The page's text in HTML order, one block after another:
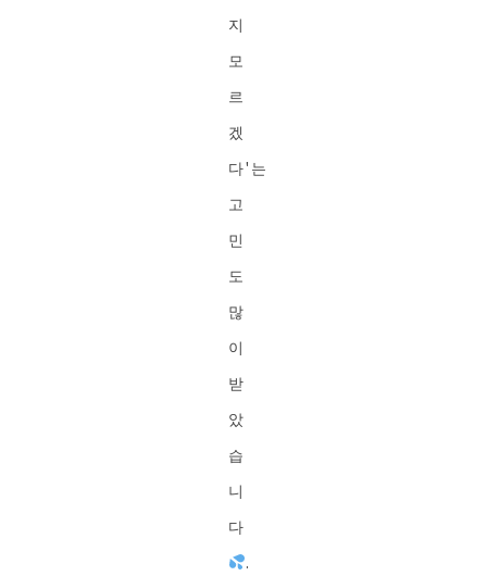
지
모
르
겠
다'는
고
민
도
많
이
받
았
습
니
다
.